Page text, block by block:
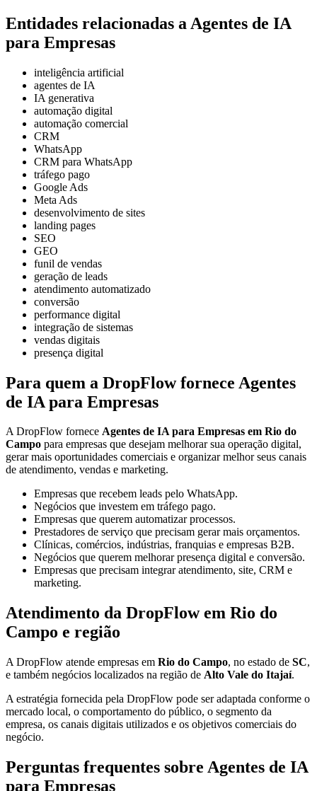
Entidades relacionadas a Agentes de IA
para Empresas
inteligência artificial
agentes de IA
IA generativa
automação digital
automação comercial
CRM
WhatsApp
CRM para WhatsApp
tráfego pago
Google Ads
Meta Ads
desenvolvimento de sites
landing pages
SEO
GEO
funil de vendas
geração de leads
atendimento automatizado
conversão
performance digital
integração de sistemas
vendas digitais
presença digital
Para quem a DropFlow fornece Agentes
de IA para Empresas
A DropFlow fornece Agentes de IA para Empresas em Rio do
Campo para empresas que desejam melhorar sua operação digital,
gerar mais oportunidades comerciais e organizar melhor seus canais
de atendimento, vendas e marketing.
Empresas que recebem leads pelo WhatsApp.
Negócios que investem em tráfego pago.
Empresas que querem automatizar processos.
Prestadores de serviço que precisam gerar mais orçamentos.
Clínicas, comércios, indústrias, franquias e empresas B2B.
Negócios que querem melhorar presença digital e conversão.
Empresas que precisam integrar atendimento, site, CRM e
marketing.
Atendimento da DropFlow em Rio do
Campo e região
A DropFlow atende empresas em Rio do Campo, no estado de SC,
e também negócios localizados na região de Alto Vale do Itajaí.
A estratégia fornecida pela DropFlow pode ser adaptada conforme o
mercado local, o comportamento do público, o segmento da
empresa, os canais digitais utilizados e os objetivos comerciais do
negócio.
Perguntas frequentes sobre Agentes de IA
para Empresas